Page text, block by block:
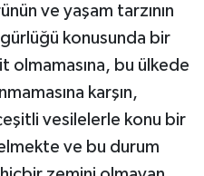
ve yaşam tarzının
konusunda bir
olmamasına, bu ülkede
karşın,
vesilelerle konu bir
ve bu durum